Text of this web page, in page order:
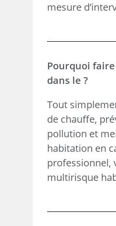
mesure
Pourquoi
dans le ?
Tout
de chauffe,
pollution et
habitation en
professionnel,
multirisque